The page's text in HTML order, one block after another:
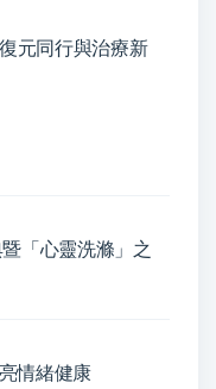
元同行與治療新
「心靈洗滌」之
情緒健康